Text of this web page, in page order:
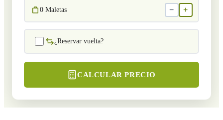
0 Maletas − +
¿Reservar vuelta?
CALCULAR PRECIO